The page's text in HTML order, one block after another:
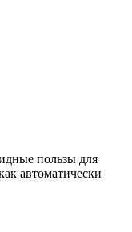
пользы для
автоматически